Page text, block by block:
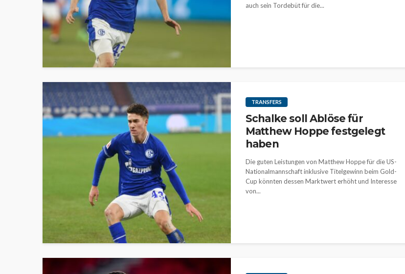
auch sein Tordebüt für die...
TRANSFERS
Schalke soll Ablöse für
Matthew Hoppe festgelegt
haben
Die guten Leistungen von Matthew Hoppe für die US-
Nationalmannschaft inklusive Titelgewinn beim Gold-
Cup könnten dessen Marktwert erhöht und Interesse
von...